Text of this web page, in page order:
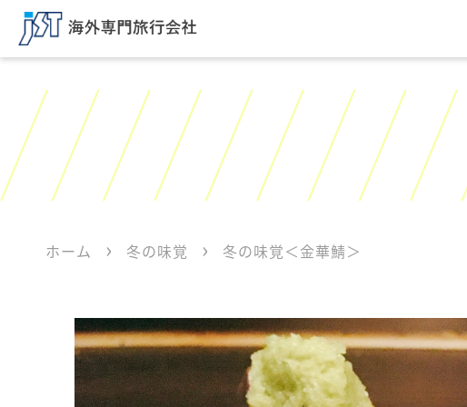
ホーム 冬の味覚 冬の味覚＜金華鯖＞